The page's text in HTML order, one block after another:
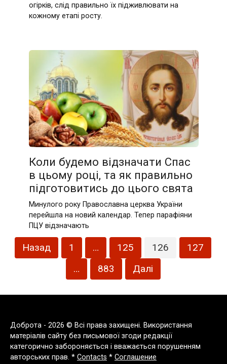
огірків, слід правильно їх підживлювати на
кожному етапі росту.
Коли будемо відзначати Спас
в цьому році, та як правильно
підготовитись до цього свята
Минулого року Православна церква України
перейшла на новий календар. Тепер парафіяни
ПЦУ відзначають
Пагінація
записів
Назад 1 … 125 126
127
…
883 Далі
Доброта - 2026 © Всі права захищені. Використання
матеріалів сайту без письмової згоди редакції
категорично забороняється і вважається порушенням
авторських прав. * Contacts * Соглашение